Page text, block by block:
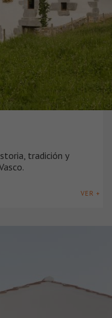
tradición y
VER +